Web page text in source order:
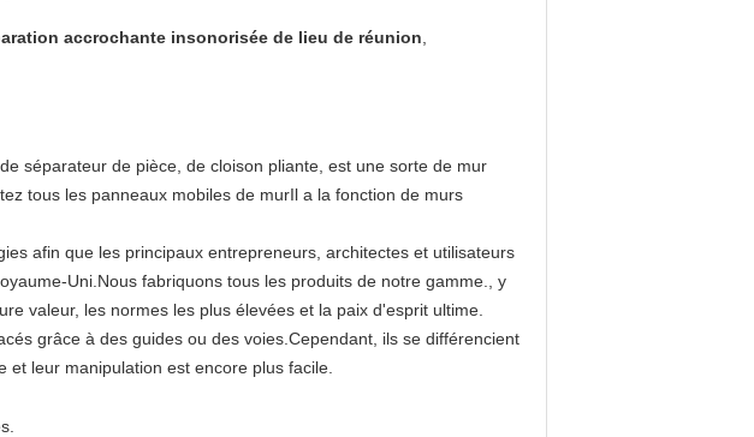
accrochante insonorisée de lieu de réunion
séparateur de pièce, de cloison pliante, est une sorte de mur
tous les panneaux mobiles de murIl a la fonction de murs
afin que les principaux entrepreneurs, architectes et utilisateurs
Uni.Nous fabriquons tous les produits de notre gamme., y
valeur, les normes les plus élevées et la paix d'esprit ultime.
grâce à des guides ou des voies.Cependant, ils se différencient
leur manipulation est encore plus facile.